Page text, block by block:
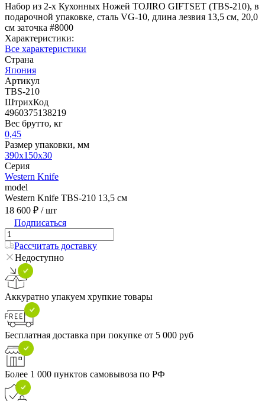
Набор из 2-х Кухонных Ножей TOJIRO GIFTSET (TBS-210), в
подарочной упаковке, сталь VG-10, длина лезвия 13,5 см, 20,0
см заточка #8000
Характеристики:
Все характеристики
Страна
Япония
Артикул
TBS-210
ШтрихКод
4960375138219
Вес брутто, кг
0,45
Размер упаковки, мм
390x150x30
Серия
Western Knife
model
Western Knife TBS-210 13,5 см
18 600 ₽ / шт
Подписаться
Рассчитать доставку
Недоступно
Аккуратно упакуем хрупкие товары
Бесплатная доставка при покупке от 5 000 руб
Более 1 000 пунктов самовывоза по РФ